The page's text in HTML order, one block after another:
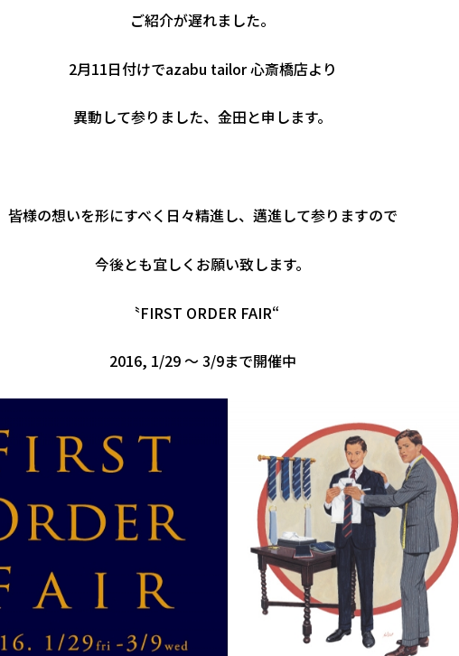
ご紹介が遅れました。
2月11日付けでazabu tailor 心斎橋店より
異動して参りました、金田と申します。
皆様の想いを形にすべく日々精進し、邁進して参りますので
今後とも宜しくお願い致します。
〝FIRST ORDER FAIR“
2016, 1/29 ～ 3/9まで開催中